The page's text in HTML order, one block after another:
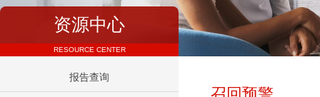
资源中心
RESOURCE CENTER
报告查询